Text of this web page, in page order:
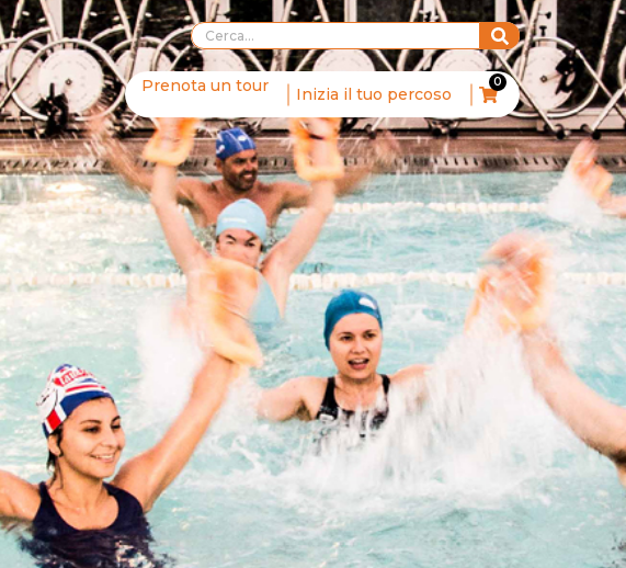
Prenota un tour Inizia il tuo percoso
0